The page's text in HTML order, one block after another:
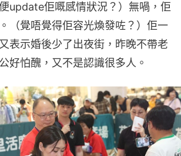
update佢嘅感情狀況？）無喎，佢
（覺唔覺得佢容光煥發咗？）佢一
表示婚後少了出夜街，昨晚不帶老
好怕醜，又不是認識很多人。